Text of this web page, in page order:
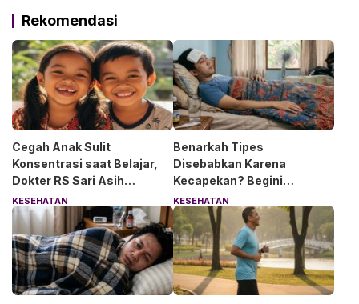
Rekomendasi
Cegah Anak Sulit
Konsentrasi saat Belajar,
Dokter RS Sari Asih
Anjurkan 6 Asupan Ini
KESEHATAN
Benarkah Tipes
Disebabkan Karena
Kecapekan? Begini
Penjelasan Dokter RS Sari
Asih Bintaro
KESEHATAN